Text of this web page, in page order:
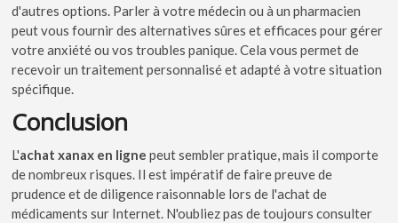
d'autres options. Parler à votre médecin ou à un pharmacien
peut vous fournir des alternatives sûres et efficaces pour gérer
votre anxiété ou vos troubles panique. Cela vous permet de
recevoir un traitement personnalisé et adapté à votre situation
spécifique.
Conclusion
L'achat xanax en ligne peut sembler pratique, mais il comporte
de nombreux risques. Il est impératif de faire preuve de
prudence et de diligence raisonnable lors de l'achat de
médicaments sur Internet. N'oubliez pas de toujours consulter